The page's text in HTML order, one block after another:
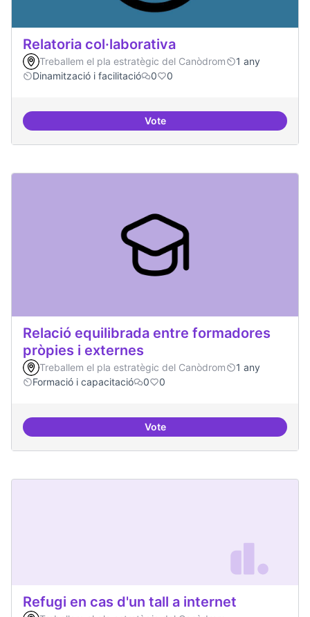
Relatoria col·laborativa
Treballem el pla estratègic del Canòdrom
1 any
Dinamització i facilitació
0 0
VoteRelatoria col·laborativa
Relació equilibrada entre formadores
pròpies i externes
Treballem el pla estratègic del Canòdrom
1 any
Formació i capacitació
0 0
VoteRelació equilibrada entre
Refugi en cas d'un tall a internet